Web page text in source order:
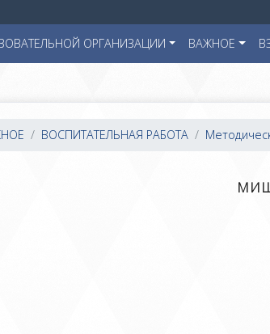
ОРГАНИЗАЦИИ ВАЖНОЕ
ВОСПИТАТЕЛЬНАЯ РАБОТА